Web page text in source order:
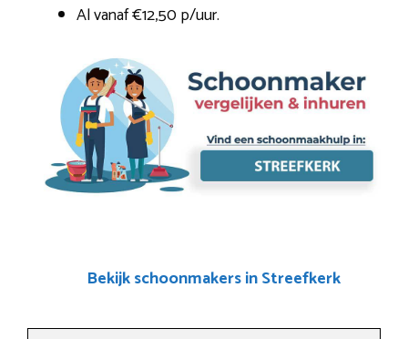
Al vanaf €12,50 p/uur.
Bekijk schoonmakers in Streefkerk